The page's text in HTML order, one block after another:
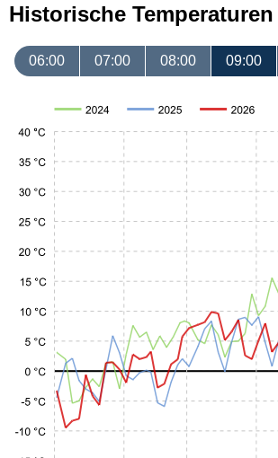
Historische Temperaturen
06:00 07:00 08:00 09:00